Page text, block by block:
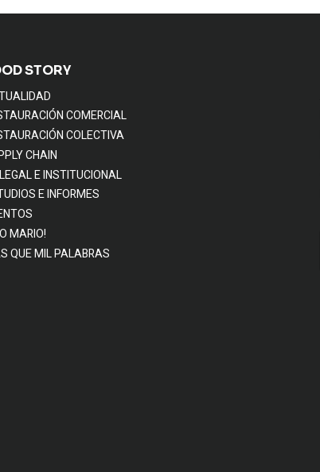
STORY
COMERCIAL
COLECTIVA
CHAIN
E INSTITUCIONAL
E INFORMES
MARIO!
QUE MIL PALABRAS